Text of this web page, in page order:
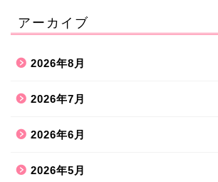
アーカイブ
2026年8月
2026年7月
2026年6月
2026年5月